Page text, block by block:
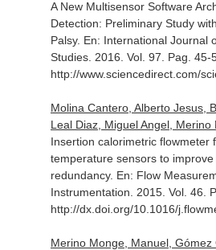
A New Multisensor Software
Detection: Preliminary Study
Palsy. En: International Journal
Studies. 2016. Vol. 97. Pag. 45-
http://www.sciencedirect.com/
Molina Cantero, Alberto Jesus,
Leal Diaz, Miguel Angel, Merino
Insertion calorimetric flowmeter
temperature sensors to
redundancy. En: Flow
Instrumentation . 2015. Vol. 46.
http://dx.doi.org/10.1016/
Merino Monge, Manuel, Gómez